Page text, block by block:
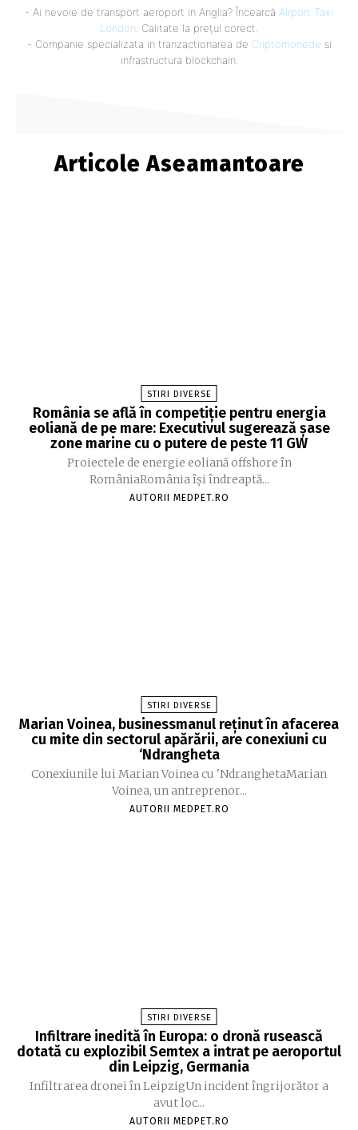
- Ai nevoie de transport aeroport in Anglia? Încearcă Airport Taxi
London. Calitate la prețul corect.
- Companie specializata in tranzactionarea de Criptomonede si
infrastructura blockchain.
Articole Aseamantoare
STIRI DIVERSE
România se află în competiție pentru energia
eoliană de pe mare: Executivul sugerează șase
zone marine cu o putere de peste 11 GW
Proiectele de energie eoliană offshore în
RomâniaRomânia își îndreaptă...
AUTORII MEDPET.RO
STIRI DIVERSE
Marian Voinea, businessmanul reținut în afacerea
cu mite din sectorul apărării, are conexiuni cu
‘Ndrangheta
Conexiunile lui Marian Voinea cu 'NdranghetaMarian
Voinea, un antreprenor...
AUTORII MEDPET.RO
STIRI DIVERSE
Infiltrare inedită în Europa: o dronă rusească
dotată cu explozibil Semtex a intrat pe aeroportul
din Leipzig, Germania
Infiltrarea dronei în LeipzigUn incident îngrijorător a
avut loc...
AUTORII MEDPET.RO